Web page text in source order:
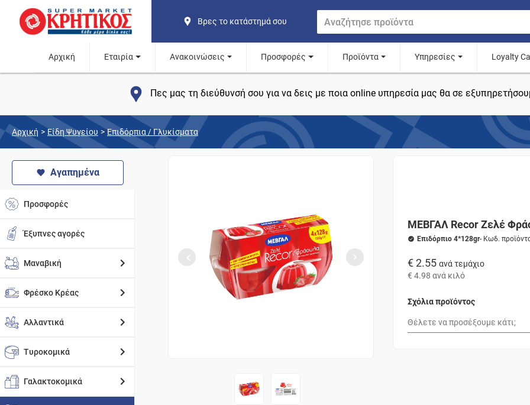
Βρες το κατάστημά σου
Αρχική Εταιρία Ανακοινώσεις Προσφορές Προϊόντα Υπηρεσίες Loyalty
Πες μας τη διεύθυνσή σου για να δεις με ποια online υπηρεσία μας θα σε
Αρχική > Είδη Ψυγείου > Επιδόρπια / Γλυκίσματα
Αγαπημένα
Προσφορές
Έξυπνες αγορές
Μαναβική
Φρέσκο Κρέας
Αλλαντικά
Τυροκομικά
Γαλακτοκομικά
ΜΕΒΓΑΛ Recor Ζελέ
Επιδόρπιο 4*128gr- Κωδ.
€ 2.55 ανά τεμάχιο
€ 4.98 ανά κιλό
Σχόλια προϊόντος